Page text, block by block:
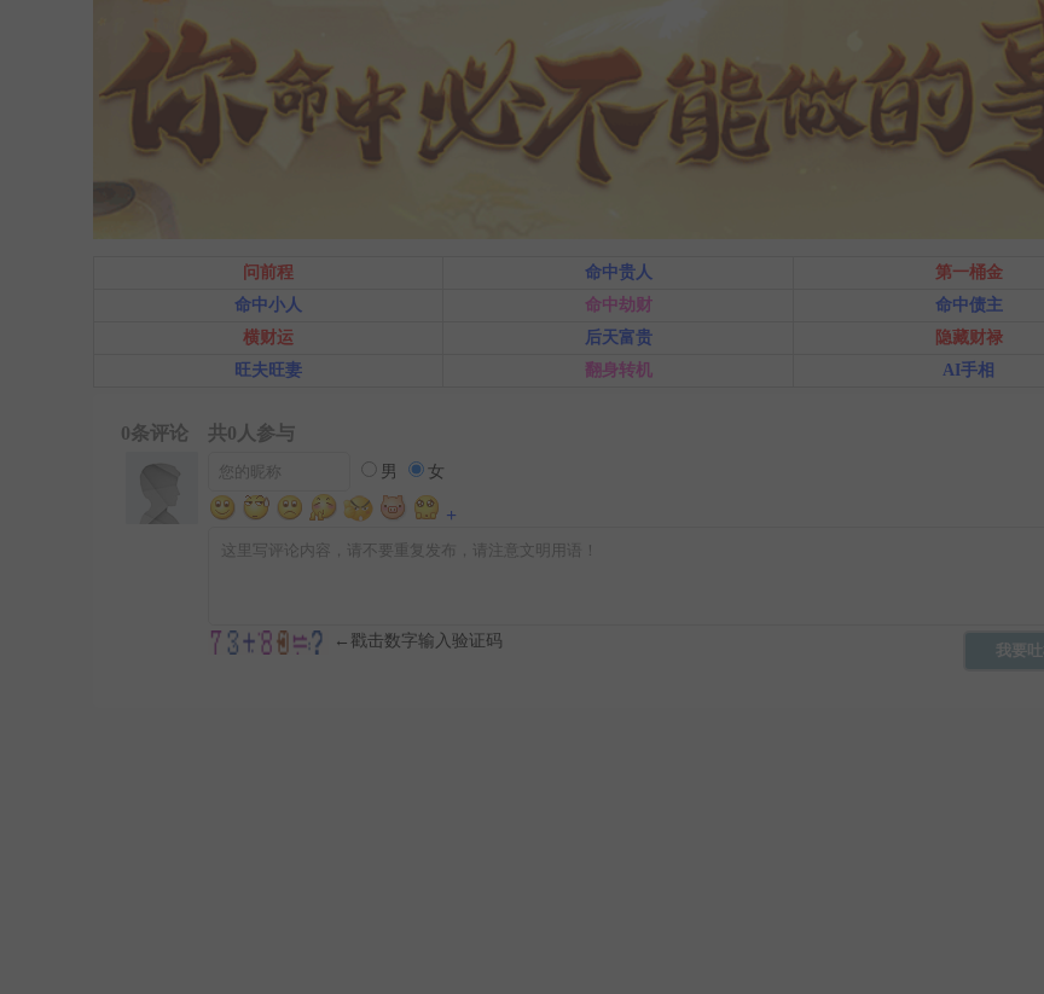
问前程 命中贵人
第一桶金
命中小人
命中劫财
命中债主
横财运
后天富贵
隐藏财禄
旺夫旺妻
翻身转机 AI手相